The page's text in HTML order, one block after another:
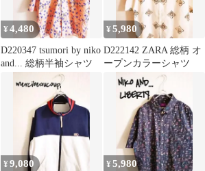
¥4,480
D220347 tsumori by niko
and... 総柄半袖シャツ
¥5,980
D222142 ZARA 総柄 オ
ープンカラーシャツ
¥9,080 ¥5,980